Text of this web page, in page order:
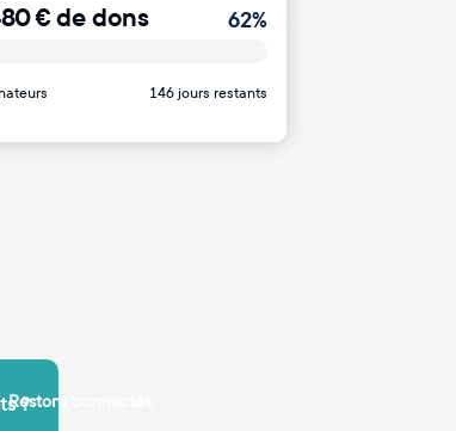
€de dons 62%
146 jours restants
?
Restons connectés